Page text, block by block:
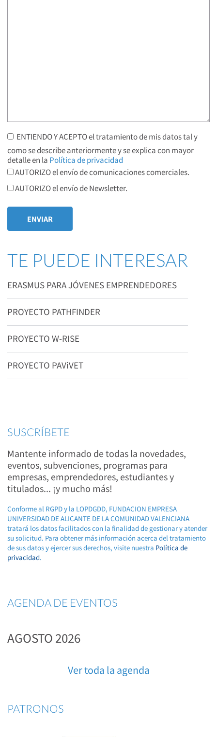
ENTIENDO Y ACEPTO el tratamiento de mis datos tal y
como se describe anteriormente y se explica con mayor
detalle en la Política de privacidad
AUTORIZO el envío de comunicaciones comerciales.
AUTORIZO el envío de Newsletter.
TE PUEDE INTERESAR
ERASMUS PARA JÓVENES EMPRENDEDORES
PROYECTO PATHFINDER
PROYECTO W-RISE
PROYECTO PAViVET
SUSCRÍBETE
Mantente informado de todas la novedades,
eventos, subvenciones, programas para
empresas, emprendedores, estudiantes y
titulados... ¡y mucho más!
Conforme al RGPD y la LOPDGDD, FUNDACION EMPRESA
UNIVERSIDAD DE ALICANTE DE LA COMUNIDAD VALENCIANA
tratará los datos facilitados con la finalidad de gestionar y atender
su solicitud. Para obtener más información acerca del tratamiento
de sus datos y ejercer sus derechos, visite nuestra Política de
privacidad.
AGENDA DE EVENTOS
AGOSTO 2026
Ver toda la agenda
PATRONOS